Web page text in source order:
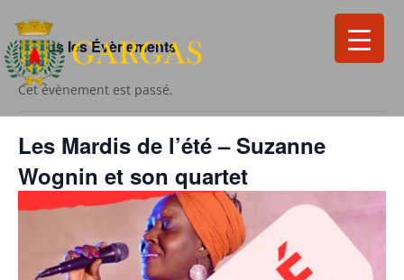
« Tous les Évènements
Cet évènement est passé.
Les Mardis de l’été – Suzanne
Wognin et son quartet